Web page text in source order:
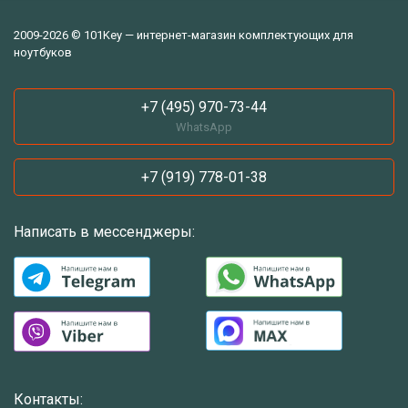
2009-2026 © 101Key — интернет-магазин комплектующих для
ноутбуков
+7 (495) 970-73-44
WhatsApp
+7 (919) 778-01-38
Написать в мессенджеры:
Контакты: